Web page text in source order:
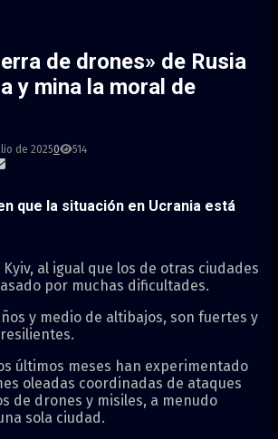
de drones» de Rusia
y mina la moral de
de 20250 514
que la situación en Ucrania está
al igual que los de otras ciudades
por muchas dificultades.
y medio de altibajos, son fuertes y
últimos meses han experimentado
oleadas coordinadas de ataques
de drones y misiles, a menudo
sola ciudad.